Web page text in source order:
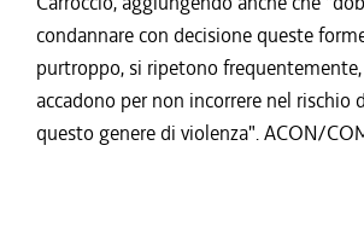
condannare con decisione queste
purtroppo, si ripetono
accadono per non incorrere nel rischio
questo genere di violenza". ACON/